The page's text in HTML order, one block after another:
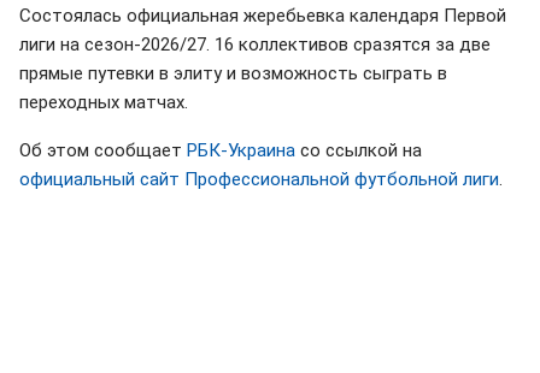
Состоялась официальная жеребьевка календаря Первой
лиги на сезон-2026/27. 16 коллективов сразятся за две
прямые путевки в элиту и возможность сыграть в
переходных матчах.
Об этом сообщает РБК-Украина со ссылкой на
официальный сайт Профессиональной футбольной лиги